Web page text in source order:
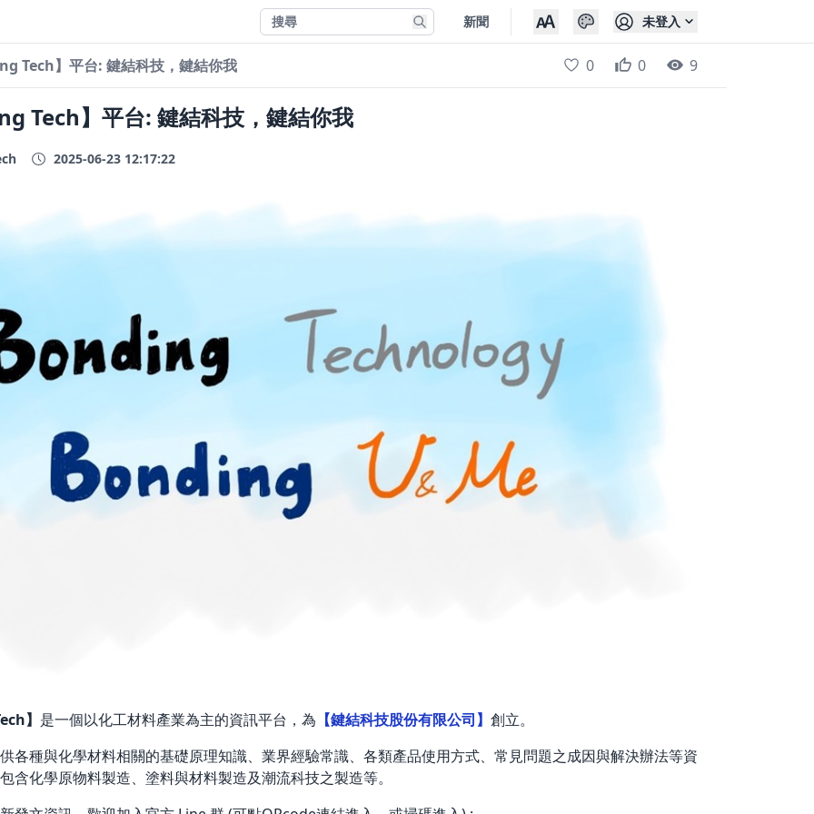
新聞 ThemeTheme用戶 未登入
Tech】平台: 鍵結科技，鍵結你我 0 0 9
Tech】平台: 鍵結科技，鍵結你我
2025-06-23 12:17:22
】 是一個以化工材料產業為主的資訊平台，為 【鍵結科技股份有限公司】 創立。
各種與化學材料相關的基礎原理知識、業界經驗常識、各類產品使用方式、常見問題之成因與解決辦法等資
含化學原物料製造、塗料與材料製造及潮流科技之製造等。